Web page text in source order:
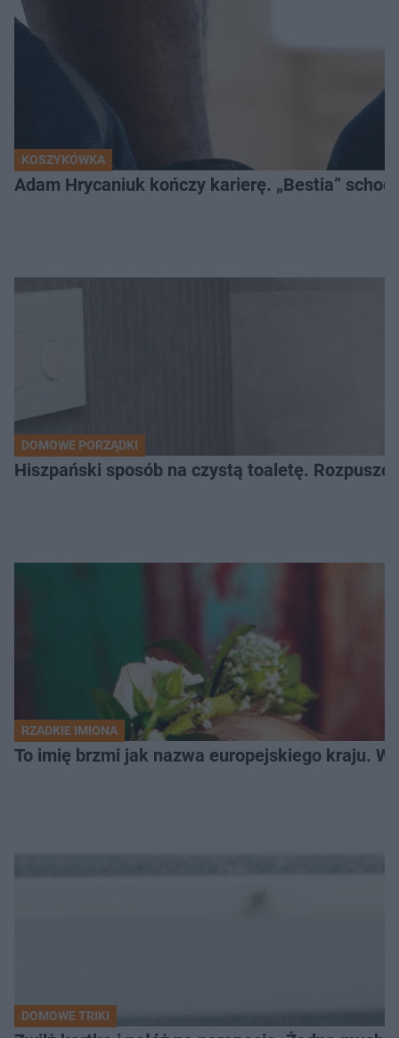
KOSZYKÓWKA
Adam Hrycaniuk kończy karierę. „Bestia”
DOMOWE PORZĄDKI
Hiszpański sposób na czystą toaletę.
RZADKIE IMIONA
To imię brzmi jak nazwa europejskiego kraju.
DOMOWE TRIKI